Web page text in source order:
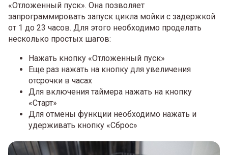
«Отложенный пуск». Она позволяет
запрограммировать запуск цикла мойки с задержкой
от 1 до 23 часов. Для этого необходимо проделать
несколько простых шагов:
Нажать кнопку «Отложенный пуск»
Еще раз нажать на кнопку для увеличения
отсрочки в часах
Для включения таймера нажать на кнопку
«Старт»
Для отмены функции необходимо нажать и
удерживать кнопку «Сброс»